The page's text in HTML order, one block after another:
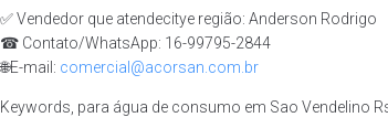
✅ Vendedor que atendecitye região: Anderson Rodrigo
☎ Contato/WhatsApp: 16-99795-2844
🌐E-mail: comercial@acorsan.com.br
Keywords, para água de consumo em Sao Vendelino